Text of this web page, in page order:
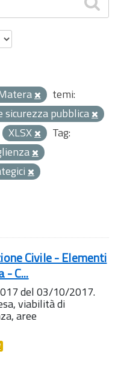
temi:
sicurezza pubblica
XLSX
Tag:
Civile - Elementi
- C...
del 03/10/2017.
viabilità di
aree